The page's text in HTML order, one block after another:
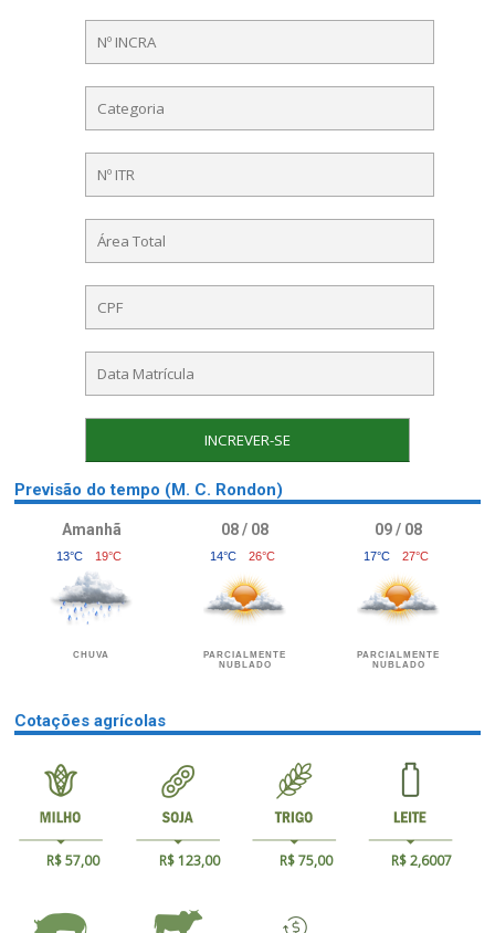
Previsão do tempo (M. C. Rondon)
Amanhã
13°C 19°C
CHUVA
08 / 08
14°C 26°C
PARCIALMENTE
NUBLADO
09 / 08
17°C 27°C
PARCIALMENTE
NUBLADO
Cotações agrícolas
R$ 57,00 R$ 123,00 R$ 75,00 R$ 2,6007